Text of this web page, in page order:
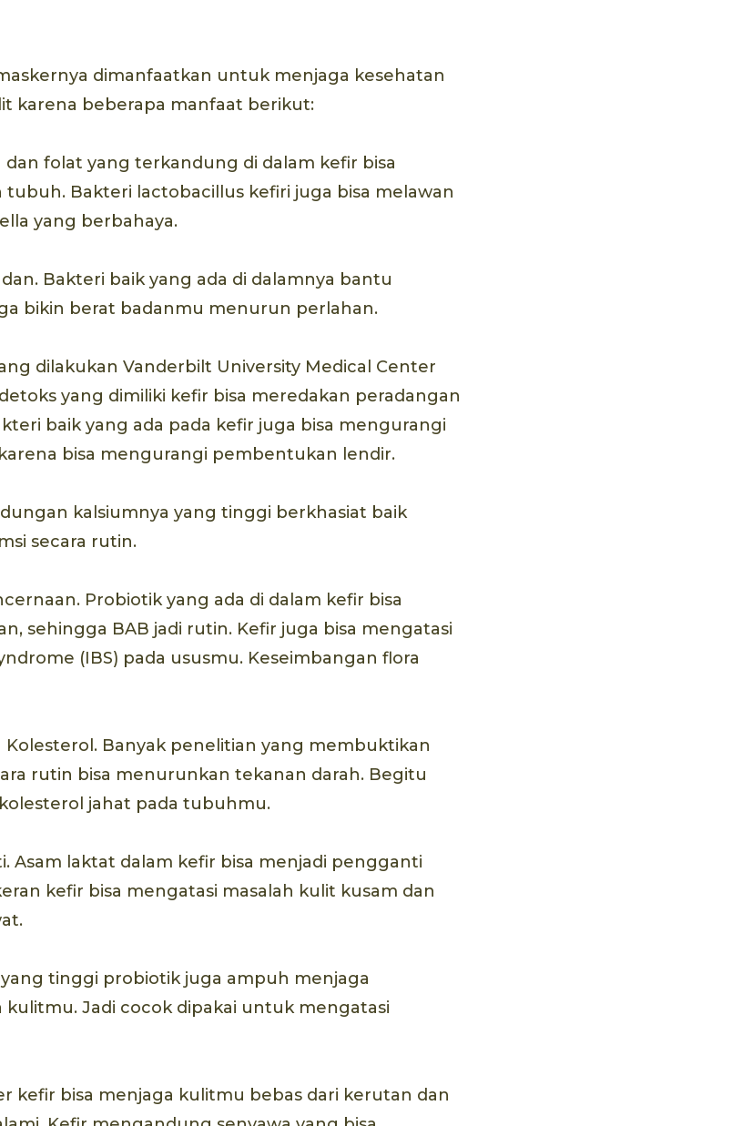
dimanfaatkan untuk menjaga kesehatan
karena beberapa manfaat berikut:
folat yang terkandung di dalam kefir bisa
Bakteri lactobacillus kefiri juga bisa melawan
yang berbahaya.
Bakteri baik yang ada di dalamnya bantu
bikin berat badanmu menurun perlahan.
dilakukan Vanderbilt University Medical Center
yang dimiliki kefir bisa meredakan peradangan
baik yang ada pada kefir juga bisa mengurangi
bisa mengurangi pembentukan lendir.
kalsiumnya yang tinggi berkhasiat baik
secara rutin.
Probiotik yang ada di dalam kefir bisa
sehingga BAB jadi rutin. Kefir juga bisa mengatasi
(IBS) pada ususmu. Keseimbangan flora
Kolesterol. Banyak penelitian yang membuktikan
rutin bisa menurunkan tekanan darah. Begitu
jahat pada tubuhmu.
Asam laktat dalam kefir bisa menjadi pengganti
kefir bisa mengatasi masalah kulit kusam dan
tinggi probiotik juga ampuh menjaga
kulitmu. Jadi cocok dipakai untuk mengatasi
kefir bisa menjaga kulitmu bebas dari kerutan dan